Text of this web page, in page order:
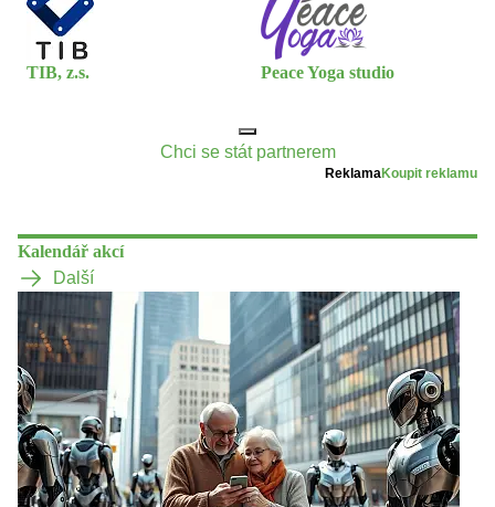
TIB, z.s. Peace Yoga studio
Chci se stát partnerem
ReklamaKoupit reklamu
Kalendář akcí
Další